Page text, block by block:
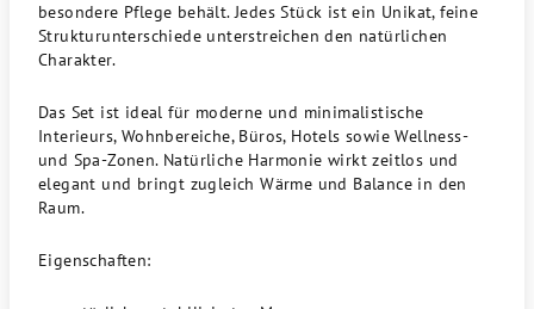
besondere Pflege behält. Jedes Stück ist ein Unikat, feine
Strukturunterschiede unterstreichen den natürlichen
Charakter.
Das Set ist ideal für moderne und minimalistische
Interieurs, Wohnbereiche, Büros, Hotels sowie Wellness-
und Spa-Zonen. Natürliche Harmonie wirkt zeitlos und
elegant und bringt zugleich Wärme und Balance in den
Raum.
Eigenschaften: